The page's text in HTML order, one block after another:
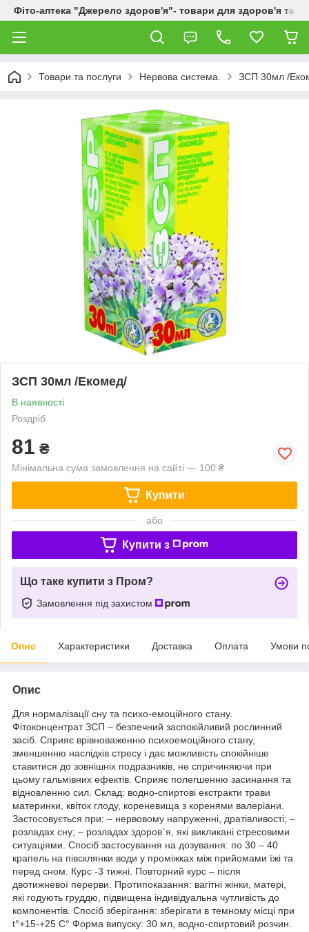
Фіто-аптека "Джерело здоров'я"- товари для здоров'я та
Товари та послуги Нервова система. ЗСП 30мл /
ЗСП 30мл /Екомед/
В наявності
Роздріб
81 ₴
Мінімальна сума замовлення на сайті — 100 ₴
Купити
або
Купити з
Що таке купити з Пром?
Замовлення під захистом
Опис Характеристики Доставка Оплата Умови
Опис
Для нормалізації сну та психо-емоційного стану.
Фітоконцентрат ЗСП – безпечний заспокійливий рослинний
засіб. Сприяє врівноваженню психоемоційного стану,
зменшенню наслідків стресу і дає можливість спокійніше
ставитися до зовнішніх подразників, не спричиняючи при
цьому гальмівних ефектів. Сприяє полегшенню засинання та
відновленню сил. Склад: водно-спиртові екстракти трави
материнки, квіток глоду, кореневища з коренями валеріани.
Застосовується при: – нервовому напруженні, дратівливості; –
розладах сну; – розладах здоров`я, які викликані стресовими
ситуаціями. Спосіб застосування на дозування: по 30 – 40
крапель на півсклянки води у проміжках між прийомами їжі та
перед сном. Курс -3 тижні. Повторний курс – після
двотижневої перерви. Протипоказання: вагітні жінки, матері,
які годують груддю, підвищена індивідуальна чутливість до
компонентів. Спосіб зберігання: зберігати в темному місці при
t°+15-+25 C° Форма випуску: 30 мл, водно-спиртовий розчин.